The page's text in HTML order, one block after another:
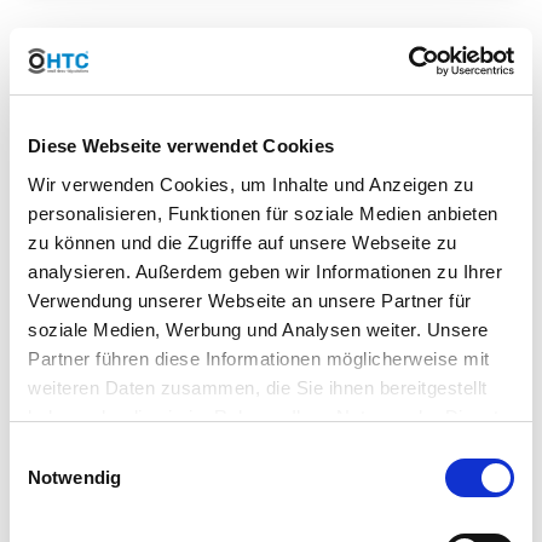
Diese Webseite verwendet Cookies
Wir verwenden Cookies, um Inhalte und Anzeigen zu
personalisieren, Funktionen für soziale Medien anbieten
zu können und die Zugriffe auf unsere Webseite zu
analysieren. Außerdem geben wir Informationen zu Ihrer
Verwendung unserer Webseite an unsere Partner für
soziale Medien, Werbung und Analysen weiter. Unsere
Partner führen diese Informationen möglicherweise mit
weiteren Daten zusammen, die Sie ihnen bereitgestellt
haben oder die sie im Rahmen Ihrer Nutzung der Dienste
Cookies, wenn Sie unsere Webseite weiterhin nutzen.
Notwendig
PVC-U 3-Wege Kugelhahn –
Durchflussregelung für
Industrie & Technik